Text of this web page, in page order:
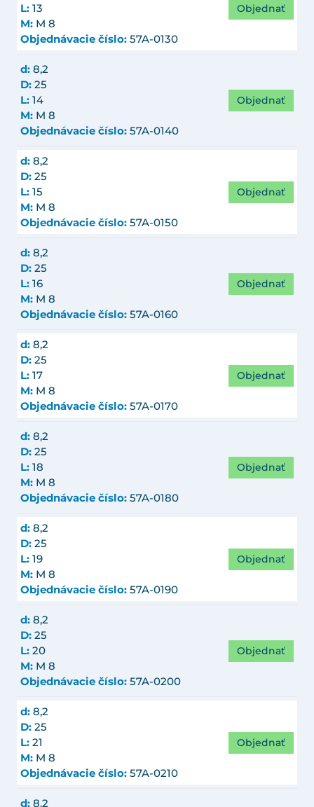
L: 13
M: M 8
Objednávacie číslo: 57A-0130
Objednať
d: 8,2
D: 25
L: 14
M: M 8
Objednávacie číslo: 57A-0140
Objednať
d: 8,2
D: 25
L: 15
M: M 8
Objednávacie číslo: 57A-0150
Objednať
d: 8,2
D: 25
L: 16
M: M 8
Objednávacie číslo: 57A-0160
Objednať
d: 8,2
D: 25
L: 17
M: M 8
Objednávacie číslo: 57A-0170
Objednať
d: 8,2
D: 25
L: 18
M: M 8
Objednávacie číslo: 57A-0180
Objednať
d: 8,2
D: 25
L: 19
M: M 8
Objednávacie číslo: 57A-0190
Objednať
d: 8,2
D: 25
L: 20
M: M 8
Objednávacie číslo: 57A-0200
Objednať
d: 8,2
D: 25
L: 21
M: M 8
Objednávacie číslo: 57A-0210
Objednať
d: 8,2